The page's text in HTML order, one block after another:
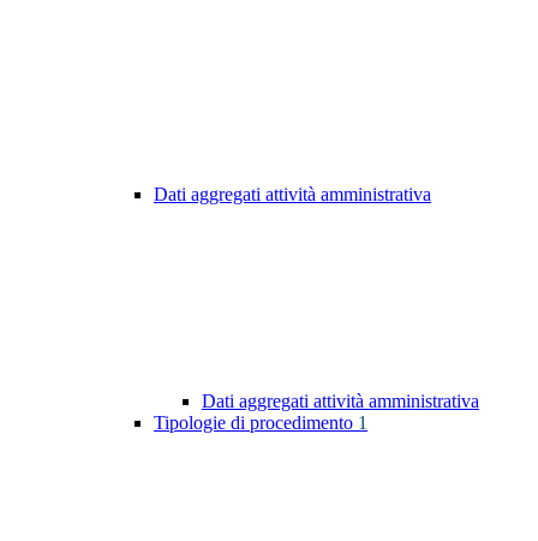
Dati aggregati attività amministrativa
Dati aggregati attività amministrativa
Tipologie di procedimento 1